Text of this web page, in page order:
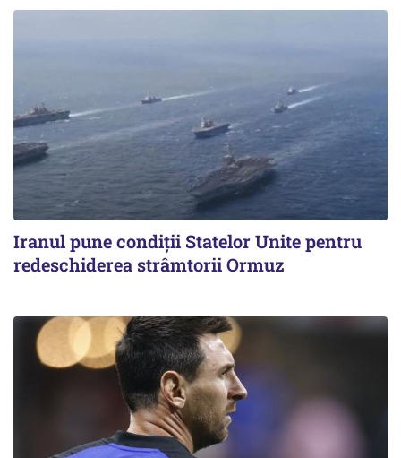
Iranul pune condiții Statelor Unite pentru
redeschiderea strâmtorii Ormuz